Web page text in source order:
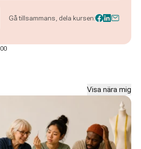
till Lule Stass: Teaterkurs för
Gå tillsammans, dela kursen:
Visa nära mig